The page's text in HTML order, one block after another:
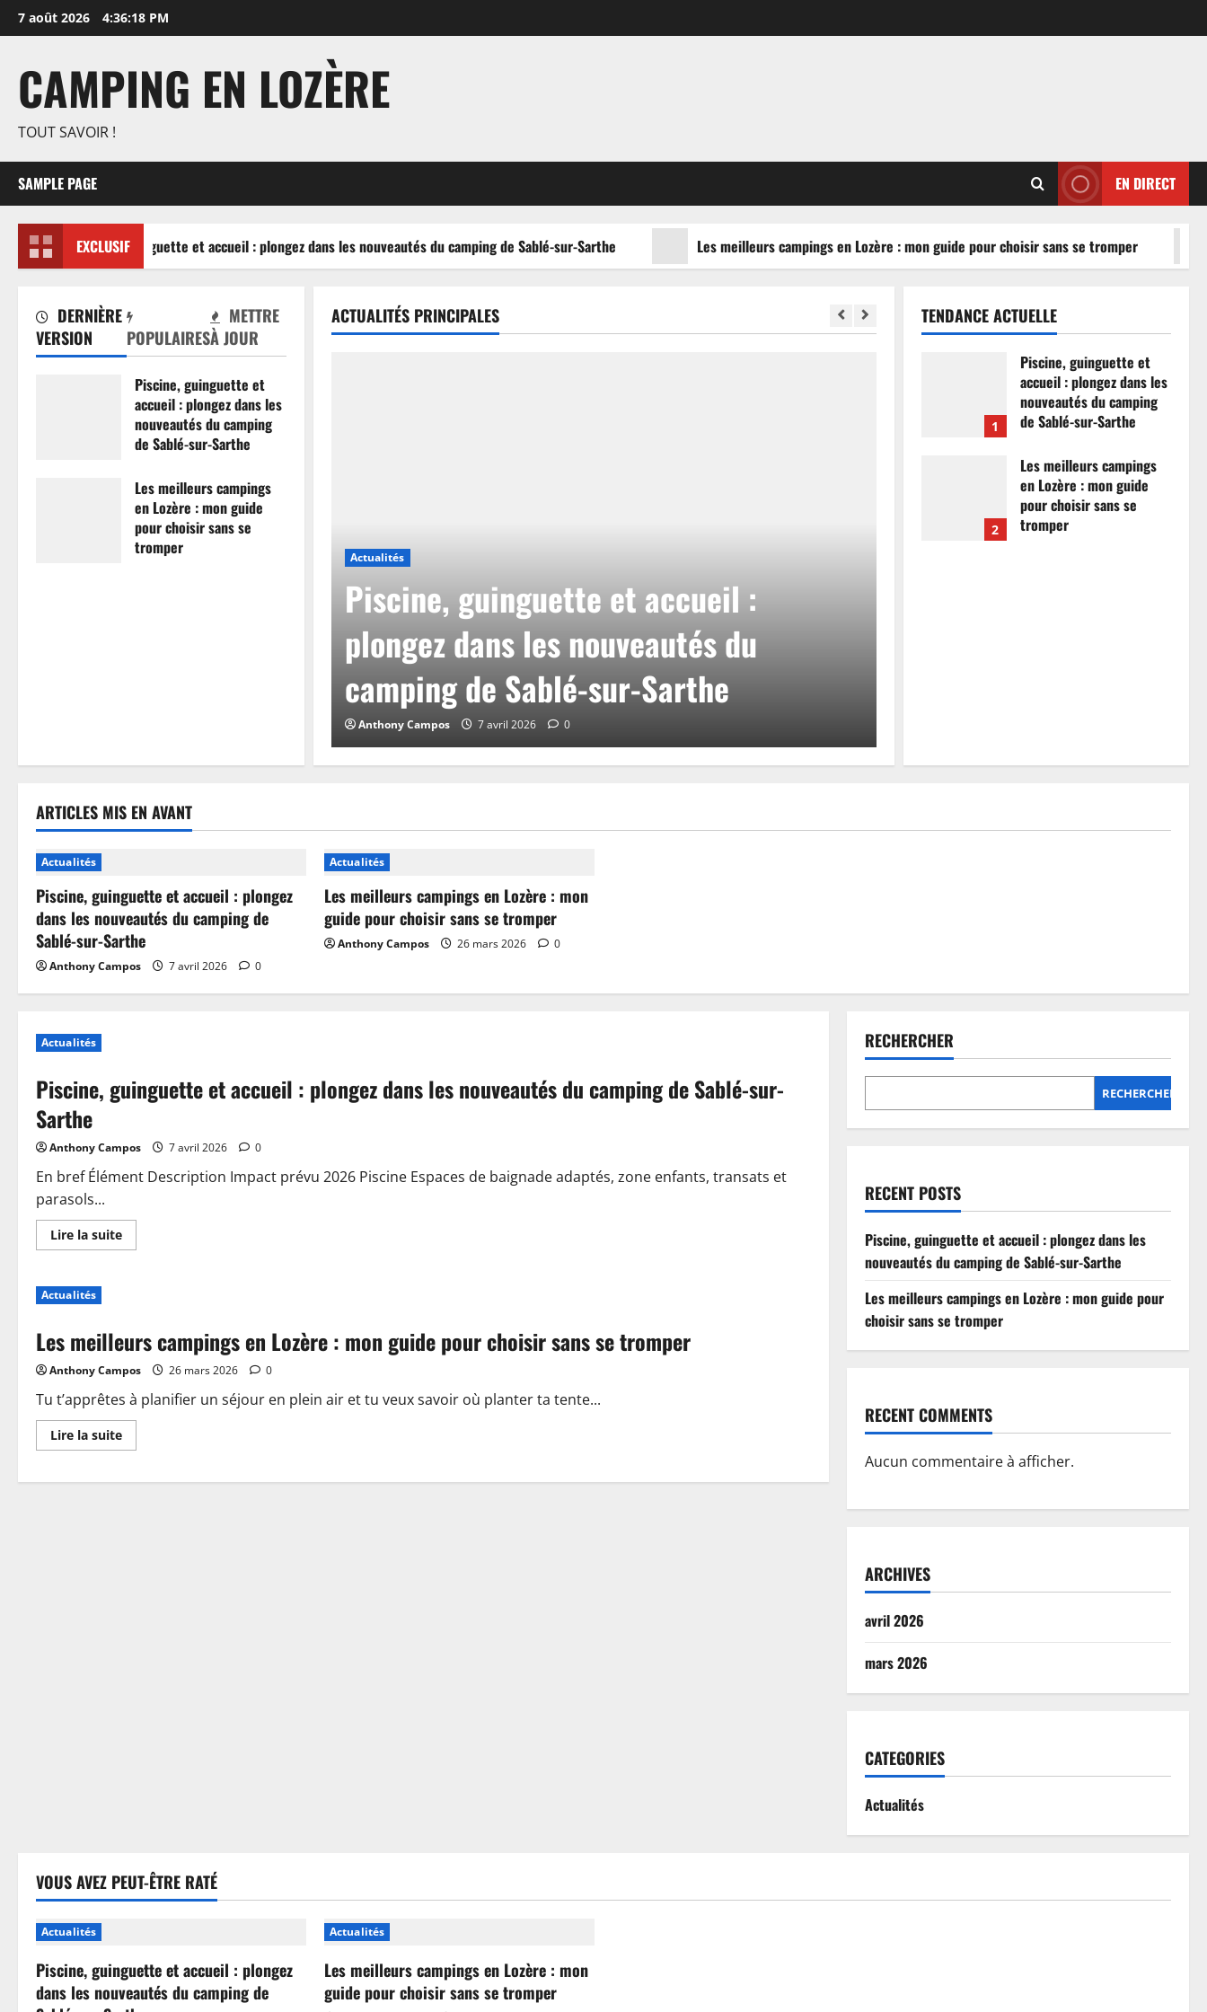
Aller
au
7 août 2026 4:36:19 PM
CAMPING EN LOZÈRE
TOUT SAVOIR !
SAMPLE PAGE EN DIRECT
EXCLUSIF
Piscine, guinguette et accueil : plongez dans les nouveautés du camping de Sablé-sur-Sarthe Les meilleurs campings en Lozère : mon guide pour choisir sans se tromper
DERNIÈRE
VERSION
POPULAIRES
METTRE
À JOUR
Piscine, guinguette et
accueil : plongez dans les
nouveautés du camping
de Sablé-sur-Sarthe
Les meilleurs campings
en Lozère : mon guide
pour choisir sans se
tromper
ACTUALITÉS PRINCIPALES
Actualités
Piscine, guinguette et accueil :
plongez dans les nouveautés du
camping de Sablé-sur-Sarthe
Anthony Campos 7 avril 2026 0
TENDANCE ACTUELLE
1
Piscine, guinguette et
accueil : plongez dans les
nouveautés du camping
de Sablé-sur-Sarthe
2
Les meilleurs campings
en Lozère : mon guide
pour choisir sans se
tromper
ARTICLES MIS EN AVANT
Actualités
Piscine, guinguette et accueil : plongez
dans les nouveautés du camping de
Sablé-sur-Sarthe
Anthony Campos 7 avril 2026 0
Actualités
Les meilleurs campings en Lozère : mon
guide pour choisir sans se tromper
Anthony Campos 26 mars 2026 0
Actualités
Piscine, guinguette et accueil : plongez dans les nouveautés du camping de Sablé-sur-
Sarthe
Anthony Campos 7 avril 2026 0
En bref Élément Description Impact prévu 2026 Piscine Espaces de baignade adaptés, zone enfants, transats et
parasols...
Lire la suiteEn
savoir
:
plongez
les
du
camping
de
Sablé-
sur-
Actualités
Les meilleurs campings en Lozère : mon guide pour choisir sans se tromper
Anthony Campos 26 mars 2026 0
Tu t’apprêtes à planifier un séjour en plein air et tu veux savoir où planter ta tente...
Lire la suiteEn
savoir
Les
RECHERCHER
RECHERCHER
RECENT POSTS
Piscine, guinguette et accueil : plongez dans les
nouveautés du camping de Sablé-sur-Sarthe
Les meilleurs campings en Lozère : mon guide pour
choisir sans se tromper
RECENT COMMENTS
Aucun commentaire à afficher.
ARCHIVES
avril 2026
mars 2026
CATEGORIES
Actualités
VOUS AVEZ PEUT-ÊTRE RATÉ
Actualités
Piscine, guinguette et accueil : plongez
dans les nouveautés du camping de
Actualités
Les meilleurs campings en Lozère : mon
guide pour choisir sans se tromper